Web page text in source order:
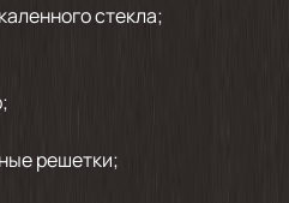
стекла;
решетки;